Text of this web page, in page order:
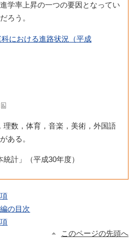
学率上昇の一つの要因となってい
ろう。
における進路状況（平成
理数，体育，音楽，美術，外国語
ある。
計」（平成30年度）
の目次
このページの先頭へ